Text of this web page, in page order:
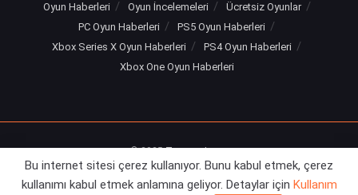
Oyun Haberleri Oyun İncelemeleri
Ücretsiz Oyunlar
PC Oyun Haberleri
PS5 Oyun Haberleri
Xbox Series X Oyun Haberleri
PS4 Oyun Haberleri
Xbox One Oyun Haberleri
© 2025Turuncu Levye
Bu internet sitesi çerez kullanıyor. Bunu kabul etmek, çerez
kullanımı kabul etmek anlamına geliyor. Detaylar için Kullanım